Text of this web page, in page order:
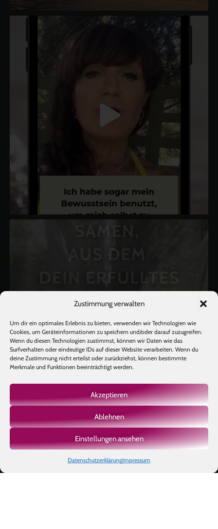
Zustimmung verwalten
Um dir ein optimales Erlebnis zu bieten, verwenden wir Technologien wie
Cookies, um Geräteinformationen zu speichern und/oder darauf zuzugreifen.
Wenn du diesen Technologien zustimmst, können wir Daten wie das
Surfverhalten oder eindeutige IDs auf dieser Website verarbeiten. Wenn du
deine Zustimmung nicht erteilst oder zurückziehst, können bestimmte
Merkmale und Funktionen beeinträchtigt werden.
Akzeptieren
Ablehnen
Einstellungen ansehen
DatenschutzerklärungImpressum
Mehr laden Auf Instagram folgen